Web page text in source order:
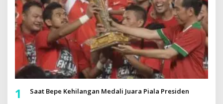
1 Saat Bepe Kehilangan Medali Juara Piala Presiden